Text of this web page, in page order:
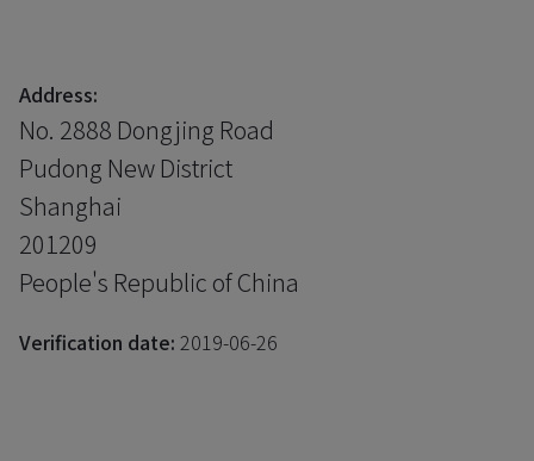
Address:
No. 2888 Dongjing Road
Pudong New District
Shanghai
201209
People's Republic of China
Verification date: 2019-06-26